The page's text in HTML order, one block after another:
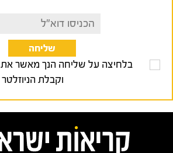
בלחיצה על שליחה הנך מאשר את
וקבלת הניוזלטר